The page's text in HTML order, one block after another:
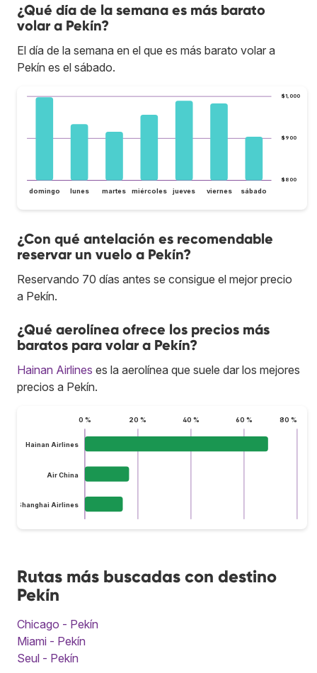
¿Qué día de la semana es más barato
volar a Pekín?
El día de la semana en el que es más barato volar a
Pekín es el sábado.
$800
$900
$1,000
domingo lunes martes miércoles jueves viernes sábado
¿Con qué antelación es recomendable
reservar un vuelo a Pekín?
Reservando 70 días antes se consigue el mejor precio
a Pekín.
¿Qué aerolínea ofrece los precios más
baratos para volar a Pekín?
Hainan Airlines es la aerolínea que suele dar los mejores
precios a Pekín.
0 % 20 % 40 % 60 % 80 %
Hainan Airlines
Air China
Shanghai Airlines
Rutas más buscadas con destino
Pekín
Chicago - Pekín
Miami - Pekín
Seul - Pekín